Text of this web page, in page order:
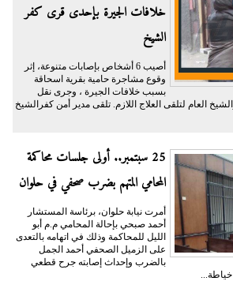
خلافات الجيرة بإحدى قرى كفر
الشيخ
أصيب 6 أشخاص بإصابات متنوعة، إثر
وقوع مشاجرة حامية بقرية اسحاقة
بسبب خلافات الجيرة ، وجرى نقل
العام لتلقى العلاج اللازم. تلقى مدير أمن كفرالشيخ
25 سبتمبر.. أولى جلسات محاكمة
المحامي المتهم بضرب صحفي في حلوان
أمرت نيابة حلوان، برئاسة المستشار
أحمد صبحي بإحالة المحامي م.م أبو
الليل للمحاكمة وذلك في اتهامه بالتعدى
على الزميل الصحفي أحمد الجمل
بالضرب وإحداث إصابته جرح قطعي
خياطة...